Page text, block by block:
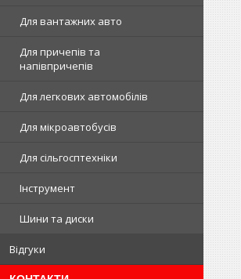
Для вантажних авто
Для причепів та
напівпричепів
Для легкових автомобілів
Для мікроавтобусів
Для сільгосптехніки
Інструмент
Шини та диски
Відгуки